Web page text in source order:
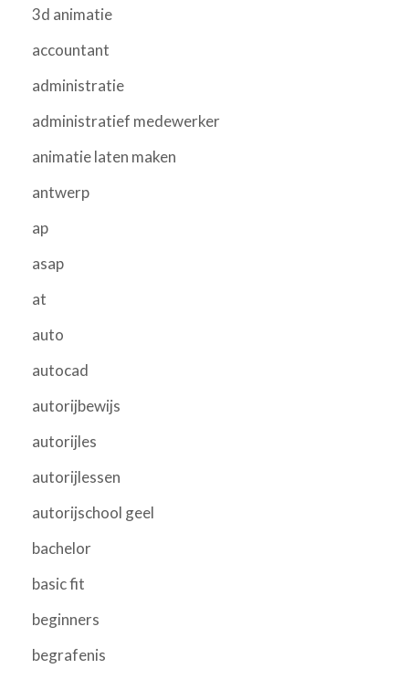
3d animatie
accountant
administratie
administratief medewerker
animatie laten maken
antwerp
ap
asap
at
auto
autocad
autorijbewijs
autorijles
autorijlessen
autorijschool geel
bachelor
basic fit
beginners
begrafenis